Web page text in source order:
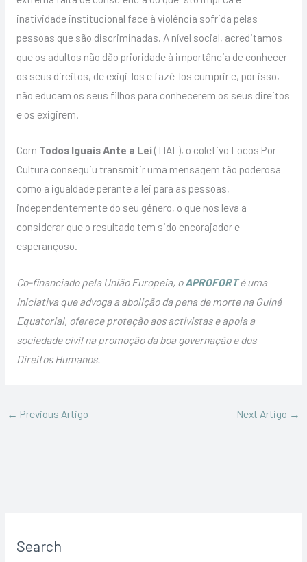
inatividade institucional face à violência sofrida pelas
pessoas que são discriminadas. A nível social, acreditamos
que os adultos não dão prioridade à importância de conhecer
os seus direitos, de exigi-los e fazê-los cumprir e, por isso,
não educam os seus filhos para conhecerem os seus direitos
e os exigirem.
Com Todos Iguais Ante a Lei(TIAL), o coletivo Locos Por
Cultura conseguiu transmitir uma mensagem tão poderosa
como a igualdade perante a lei para as pessoas,
independentemente do seu género, o que nos leva a
considerar que o resultado tem sido encorajador e
esperançoso.
Co-financiado pela União Europeia, oAPROFORTé uma
iniciativa que advoga a abolição da pena de morte na Guiné
Equatorial, oferece proteção aos activistas e apoia a
sociedade civil na promoção da boa governação e dos
Direitos Humanos.
← Previous Artigo Next Artigo →
Search